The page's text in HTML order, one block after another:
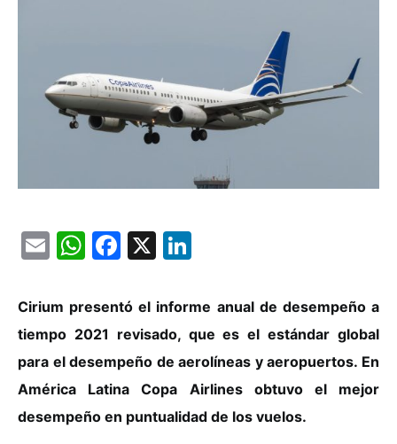
EmailWhatsApp
Facebook
X
Cirium presentó el informe anual de desempeño a
tiempo 2021 revisado, que es el estándar global
para el desempeño de aerolíneas y aeropuertos. En
América Latina Copa Airlines obtuvo el mejor
desempeño en puntualidad de los vuelos.